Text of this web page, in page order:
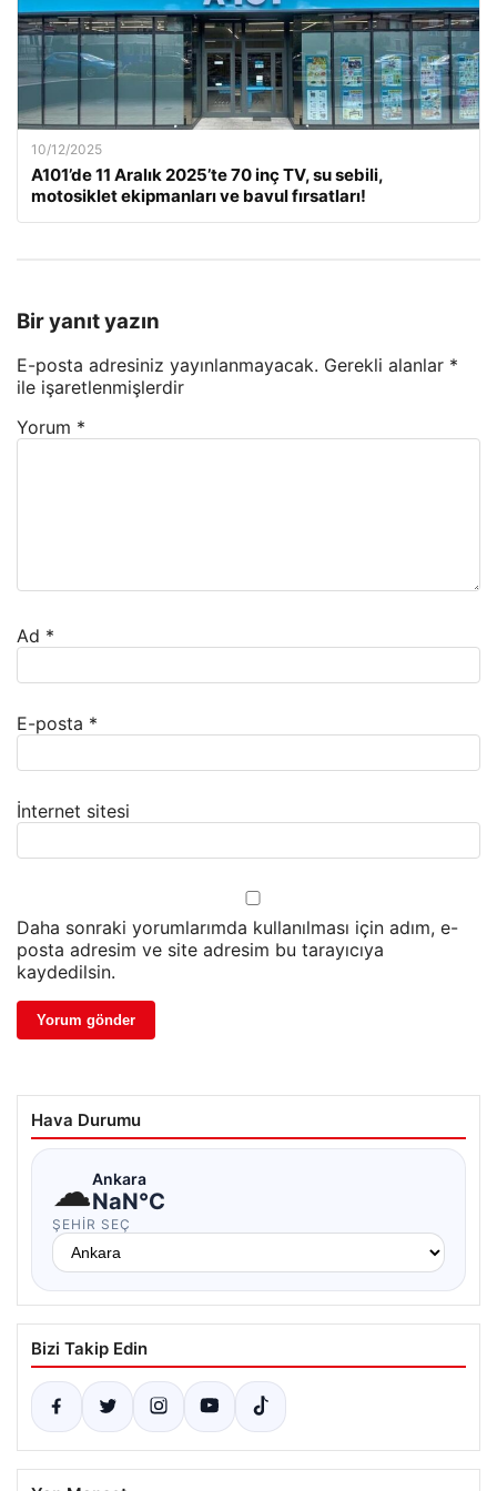
10/12/2025
A101’de 11 Aralık 2025’te 70 inç TV, su sebili,
motosiklet ekipmanları ve bavul fırsatları!
Bir yanıt yazın
E-posta adresiniz yayınlanmayacak. Gerekli alanlar *
ile işaretlenmişlerdir
Yorum *
Ad *
E-posta *
İnternet sitesi
Daha sonraki yorumlarımda kullanılması için adım, e-
posta adresim ve site adresim bu tarayıcıya
kaydedilsin.
Hava Durumu
☁Ankara
NaN°C
ŞEHIR SEÇ
Bizi Takip Edin